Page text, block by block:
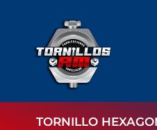
TORNILLO